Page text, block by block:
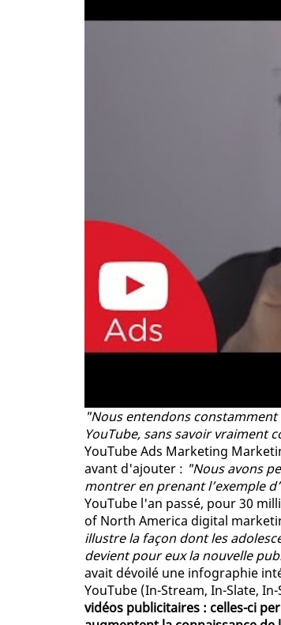
"Nous entendons
YouTube, sans savoir vraiment
YouTube Ads Marketing
avant d'ajouter : "Nous avons
montrer en prenant l’exemple
YouTube l'an passé, pour 30
of North America digital
illustre la façon dont les
devient pour eux la nouvelle
avait dévoilé une infographie
YouTube (In-Stream, In-Slate,
vidéos publicitaires : celles-ci